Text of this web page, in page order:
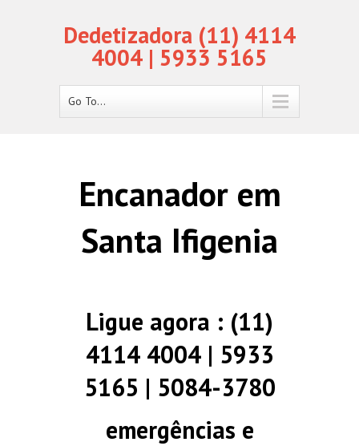
Dedetizadora (11) 4114
4004 | 5933 5165
Go To...
Encanador em
Santa Ifigenia
Ligue agora : (11)
4114 4004 | 5933
5165 | 5084-3780
emergências e